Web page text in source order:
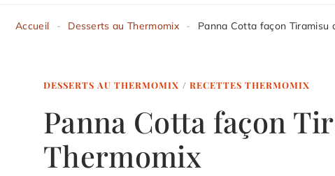
Accueil - Desserts au Thermomix - Panna Cotta façon Tiramisu
DESSERTS AU THERMOMIX / RECETTES THERMOMIX
Panna Cotta façon
Thermomix